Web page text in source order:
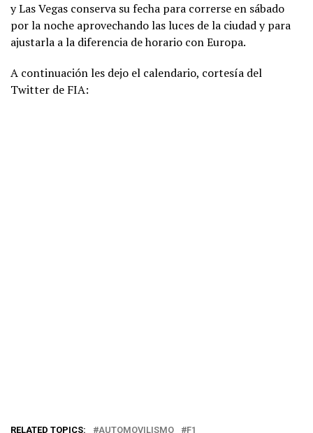
y Las Vegas conserva su fecha para correrse en sábado
por la noche aprovechando las luces de la ciudad y para
ajustarla a la diferencia de horario con Europa.
A continuación les dejo el calendario, cortesía del
Twitter de FIA:
RELATED TOPICS: AUTOMOVILISMO F1